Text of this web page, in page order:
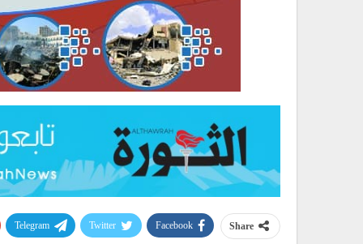
Share
Facebook
Twitter
Telegram